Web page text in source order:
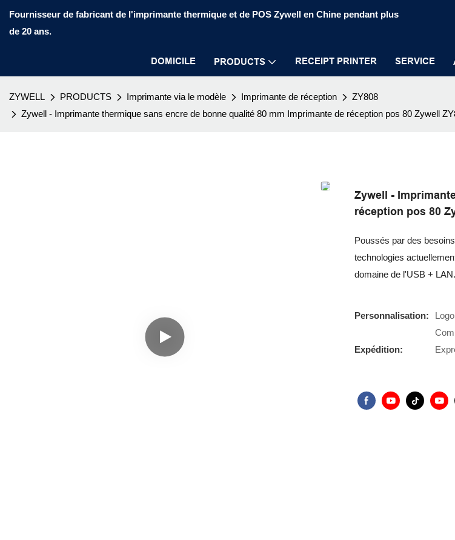
Fournisseur de fabricant de l'imprimante thermique et de POS Zywell en Chine pendant plus
de 20 ans.
DOMICILE PRODUCTS RECEIPT PRINTER SERVICE
ZYWELL PRODUCTS Imprimante via le modèle Imprimante de réception
ZY808
Zywell - Imprimante thermique sans encre de bonne qualité 80 mm Imprimante de réception pos 80 Zywell
Zywell -
réception pos 80
Poussés par des
technologies
domaine de l'USB + LAN.
Personnalisation:
Expédition: